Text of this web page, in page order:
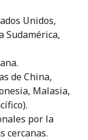
Unidos,
Sudamérica,
de China,
Malasia,
por la
cercanas.